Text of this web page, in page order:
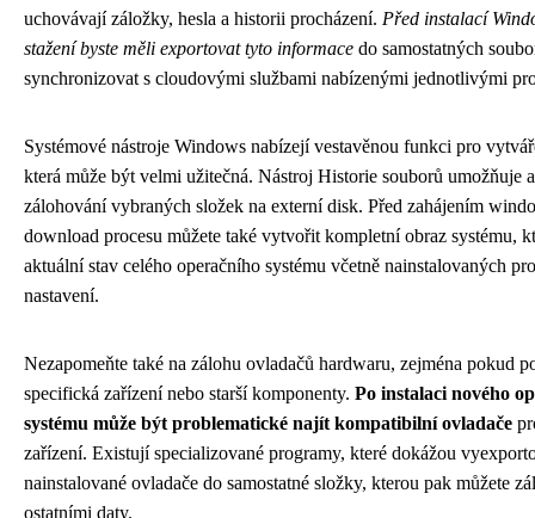
uchovávají záložky, hesla a historii procházení. Před instalací
stažení byste měli exportovat tyto informace do samostatných
synchronizovat s cloudovými službami nabízenými jednotlivými
Systémové nástroje Windows nabízejí vestavěnou funkci pro
která může být velmi užitečná. Nástroj Historie souborů umožňuje
zálohování vybraných složek na externí disk. Před zahájením
download procesu můžete také vytvořit kompletní obraz systému,
aktuální stav celého operačního systému včetně nainstalovaných
nastavení.
Nezapomeňte také na zálohu ovladačů hardwaru, zejména pokud
specifická zařízení nebo starší komponenty. Po instalaci nového
systému může být problematické najít kompatibilní ovladače
zařízení. Existují specializované programy, které dokážou
nainstalované ovladače do samostatné složky, kterou pak můžete
ostatními daty.